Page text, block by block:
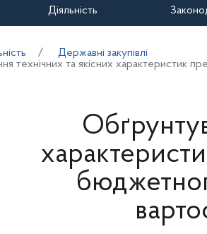
Діяльність
Державні закупівлі
технічних та якісних характеристик